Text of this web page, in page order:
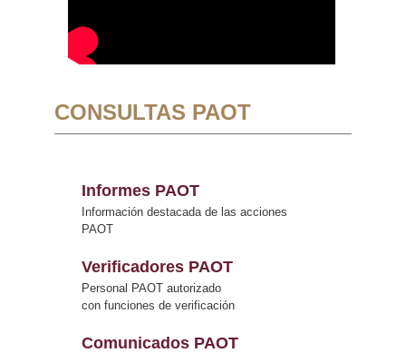
CONSULTAS PAOT
Informes PAOT
Información destacada de las acciones
PAOT
Verificadores PAOT
Personal PAOT autorizado
con funciones de verificación
Comunicados PAOT